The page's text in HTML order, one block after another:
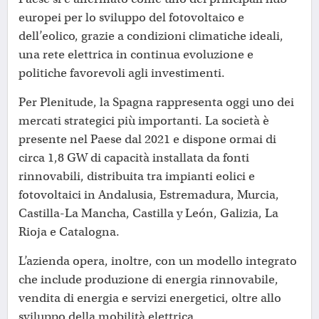
europei per lo sviluppo del fotovoltaico e
dell’eolico, grazie a condizioni climatiche ideali,
una rete elettrica in continua evoluzione e
politiche favorevoli agli investimenti.
Per Plenitude, la Spagna rappresenta oggi uno dei
mercati strategici più importanti. La società è
presente nel Paese dal 2021 e dispone ormai di
circa 1,8 GW di capacità installata da fonti
rinnovabili, distribuita tra impianti eolici e
fotovoltaici in Andalusia, Estremadura, Murcia,
Castilla-La Mancha, Castilla y León, Galizia, La
Rioja e Catalogna.
L’azienda opera, inoltre, con un modello integrato
che include produzione di energia rinnovabile,
vendita di energia e servizi energetici, oltre allo